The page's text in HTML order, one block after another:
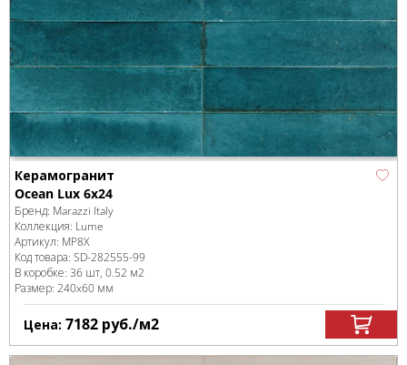
Керамогранит
Ocean Lux 6x24
Бренд: Marazzi Italy
Коллекция: Lume
Артикул: MP8X
Код товара: SD-282555-99
В коробке: 36 шт, 0.52 м2
Размер: 240x60 мм
Цена: 7182 руб./м2